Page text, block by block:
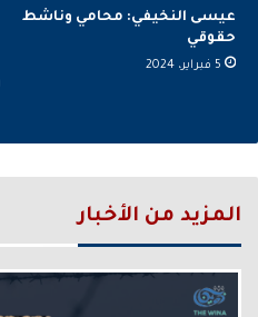
عيسى النخيفي: محامي وناشط
حقوقي
5 فبراير، 2024
المزيد من الأخبار